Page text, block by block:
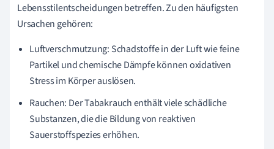
Lebensstilentscheidungen betreffen. Zu den häufigsten
Ursachen gehören:
Luftverschmutzung: Schadstoffe in der Luft wie feine
Partikel und chemische Dämpfe können oxidativen
Stress im Körper auslösen.
Rauchen: Der Tabakrauch enthält viele schädliche
Substanzen, die die Bildung von reaktiven
Sauerstoffspezies erhöhen.